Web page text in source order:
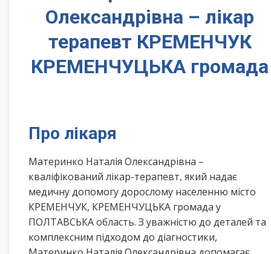
Олександрівна – лікар
терапевт КРЕМЕНЧУК
КРЕМЕНЧУЦЬКА громада
Про лікаря
Материнко Наталія Олександрівна –
кваліфікований лікар-терапевт, який надає
медичну допомогу дорослому населенню місто
КРЕМЕНЧУК, КРЕМЕНЧУЦЬКА громада у
ПОЛТАВСЬКА область. З уважністю до деталей та
комплексним підходом до діагностики,